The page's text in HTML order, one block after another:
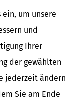
ein, um unsere
und
Ihrer
der gewählten
jederzeit ändern
Sie am Ende